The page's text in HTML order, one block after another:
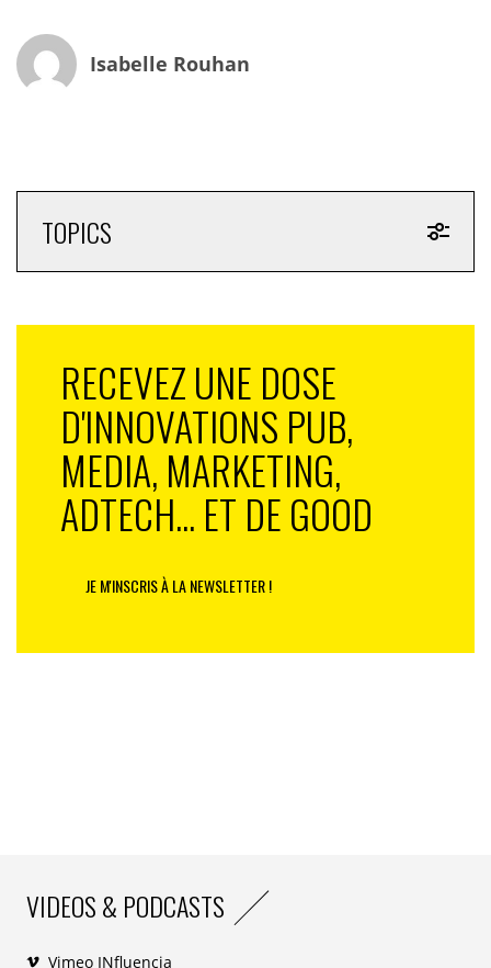
dans une minute mais aussi dans plusieurs jours pour
se placer toujours au mieux par rapport au vent qui va
Isabelle Rouhan
TOPICS
RECEVEZ UNE DOSE
D'INNOVATIONS PUB,
MEDIA, MARKETING,
ADTECH... ET DE GOOD
JE M'INSCRIS À LA NEWSLETTER !
VIDEOS & PODCASTS
Vimeo INfluencia